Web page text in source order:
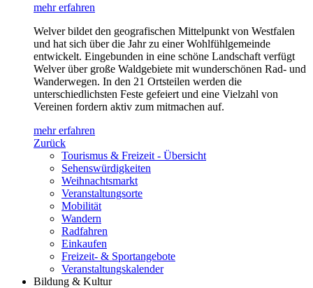
mehr erfahren
Welver bildet den geografischen Mittelpunkt von Westfalen
und hat sich über die Jahr zu einer Wohlfühlgemeinde
entwickelt. Eingebunden in eine schöne Landschaft verfügt
Welver über große Waldgebiete mit wunderschönen Rad- und
Wanderwegen. In den 21 Ortsteilen werden die
unterschiedlichsten Feste gefeiert und eine Vielzahl von
Vereinen fordern aktiv zum mitmachen auf.
mehr erfahren
Zurück
Tourismus & Freizeit - Übersicht
Sehenswürdigkeiten
Weihnachtsmarkt
Veranstaltungsorte
Mobilität
Wandern
Radfahren
Einkaufen
Freizeit- & Sportangebote
Veranstaltungskalender
Bildung & Kultur